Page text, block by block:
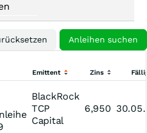
Emittent Zins
BlackRock
TCP
Capital
6,950